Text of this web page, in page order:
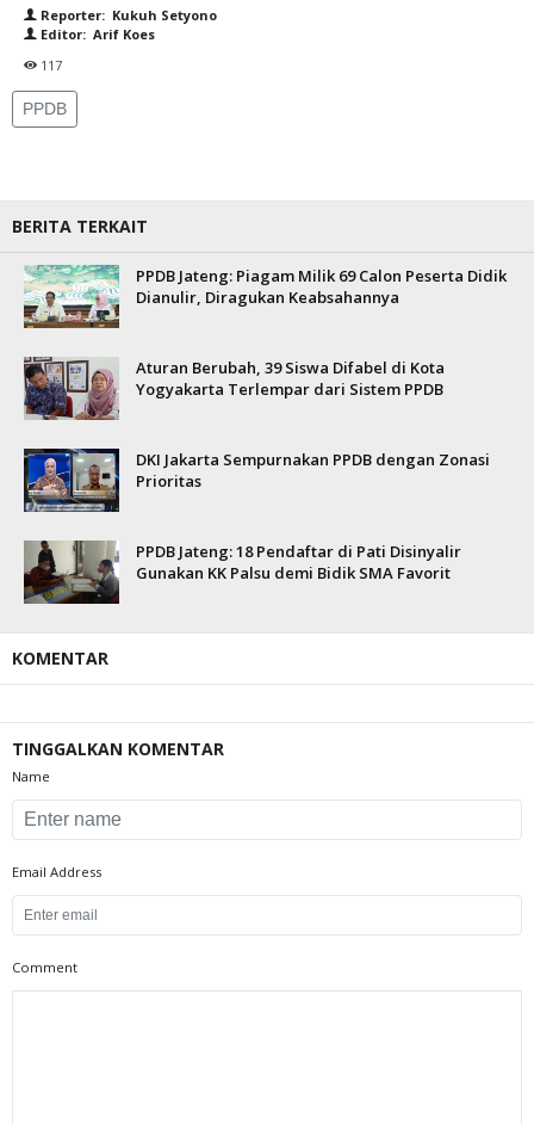
Reporter: Kukuh Setyono
Editor: Arif Koes
117
PPDB
BERITA TERKAIT
PPDB Jateng: Piagam Milik 69 Calon Peserta Didik
Dianulir, Diragukan Keabsahannya
Aturan Berubah, 39 Siswa Difabel di Kota
Yogyakarta Terlempar dari Sistem PPDB
DKI Jakarta Sempurnakan PPDB dengan Zonasi
Prioritas
PPDB Jateng: 18 Pendaftar di Pati Disinyalir
Gunakan KK Palsu demi Bidik SMA Favorit
KOMENTAR
TINGGALKAN KOMENTAR
Name
Email Address
Comment